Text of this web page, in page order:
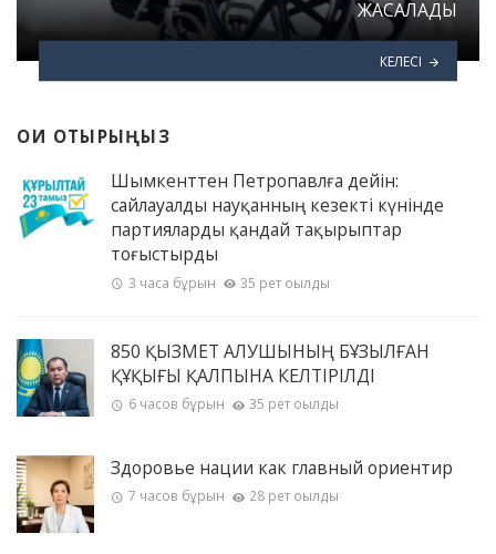
ЖАСАЛАДЫ
КЕЛЕСІ
ОҚИ ОТЫРЫҢЫЗ
Шымкенттен Петропавлға дейін:
сайлауалды науқанның кезекті күнінде
партияларды қандай тақырыптар
тоғыстырды
3 часа бұрын 35 рет оқылды
850 ҚЫЗМЕТ АЛУШЫНЫҢ БҰЗЫЛҒАН
ҚҰҚЫҒЫ ҚАЛПЫНА КЕЛТІРІЛДІ
6 часов бұрын 35 рет оқылды
Здоровье нации как главный ориентир
7 часов бұрын 28 рет оқылды